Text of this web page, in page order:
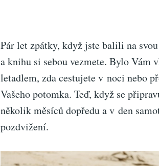
Pár let zpátky, když jste balili na
a knihu si sebou vezmete. Bylo Vám
letadlem, zda cestujete v noci nebo
Vašeho potomka. Teď, když se
několik měsíců dopředu a v den
pozdvižení.